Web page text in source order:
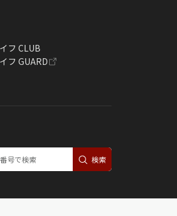
フ CLUB
フ GUARD